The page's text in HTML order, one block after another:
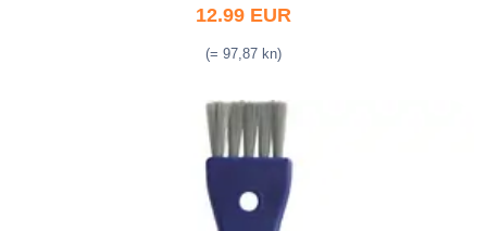
12.99 EUR
(= 97,87 kn)